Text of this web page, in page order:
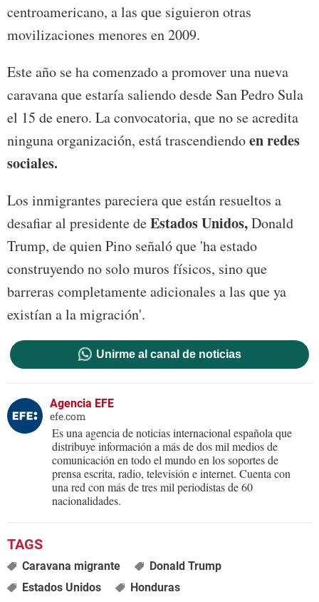
centroamericano, a las que siguieron otras
movilizaciones menores en 2009.
Este año se ha comenzado a promover una nueva
caravana que estaría saliendo desde San Pedro Sula
el 15 de enero. La convocatoria, que no se acredita
ninguna organización, está trascendiendoen redes
sociales.
Los inmigrantes pareciera que están resueltos a
desafiar al presidente deEstados Unidos,Donald
Trump, de quien Pino señaló que 'ha estado
construyendo no solo muros físicos, sino que
barreras completamente adicionales a las que ya
existían a la migración'.
Unirme al canal de noticias
Agencia EFE
efe.com
Es una agencia de noticias internacional española que
distribuye información a más de dos mil medios de
comunicación en todo el mundo en los soportes de
prensa escrita, radio, televisión e internet. Cuenta con
una red con más de tres mil periodistas de 60
nacionalidades.
Caravana migrante
Donald Trump
Estados Unidos
Honduras